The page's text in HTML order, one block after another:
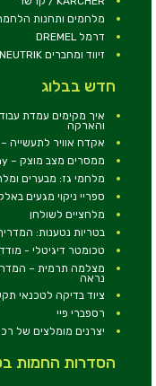
מלחמים ותחנות
דרמל DREMEL
זיווד ומחברים NEUTRIK
חדש בבלוג
והארקה
אקדח אוויר לתעשייה
ממסרים מצב מוצק – Solid State Relay
מלחמי גז: מבערים
ספריי ניקוי מגעים
מלחציים לשולחן
בטריות נטענות:
טכומטר דיגיטלי -
מצלמה תרמית –
נראה
ציוד בדיקה לטכנאי
רספברי פיי
יצרנים מומלצים של
הסדרות החמות